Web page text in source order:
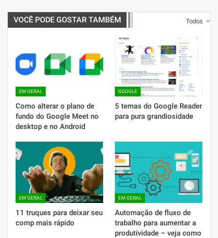
Todos
VOCÊ PODE GOSTAR TAMBÉM
EM GERAL
Como alterar o plano de
fundo do Google Meet no
desktop e no Android
GOOGLE
5 temas do Google Reader
para pura grandiosidade
EM GERAL
11 truques para deixar seu
comp mais rápido
EM GERAL
Automação de fluxo de
trabalho para aumentar a
produtividade – veja como